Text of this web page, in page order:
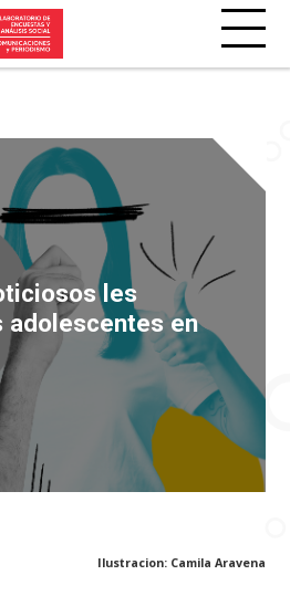
les
adolescentes en
Ilustracion: Camila Aravena